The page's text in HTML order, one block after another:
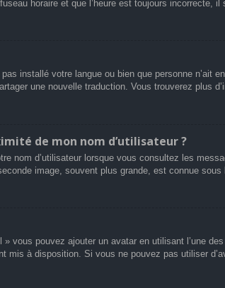
horaire et que l’heure est toujours incorrecte,
installé votre langue ou bien que personne
une nouvelle traduction. Vous trouverez plus
de mon nom d’utilisateur ?
nom d’utilisateur lorsque vous consultez les
image, souvent plus grande, est connue
» vous pouvez ajouter un avatar en utilisant l’une
mis à disposition. Si vous ne pouvez pas utiliser